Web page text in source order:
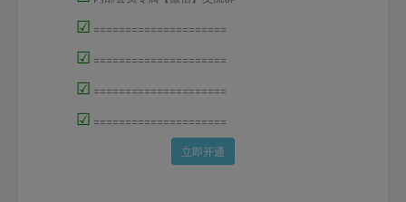
☑ =====================
☑ =====================
☑ =====================
☑ =====================
立即开通